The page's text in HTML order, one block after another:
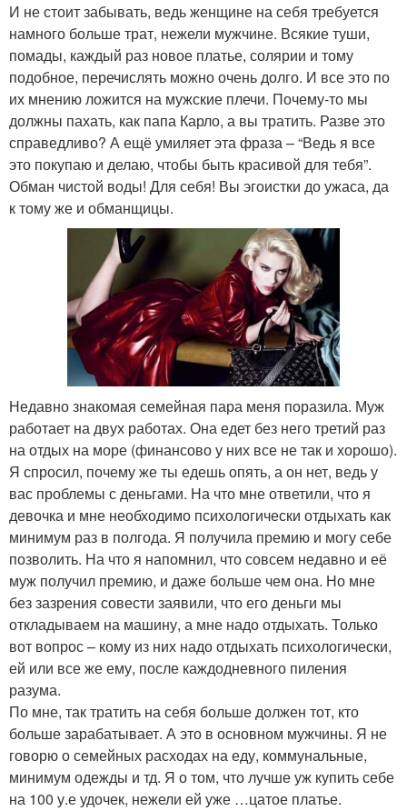
И не стоит забывать, ведь женщине на себя требуется
намного больше трат, нежели мужчине. Всякие туши,
помады, каждый раз новое платье, солярии и тому
подобное, перечислять можно очень долго. И все это по
их мнению ложится на мужские плечи. Почему-то мы
должны пахать, как папа Карло, а вы тратить. Разве это
справедливо? А ещё умиляет эта фраза – “Ведь я все
это покупаю и делаю, чтобы быть красивой для тебя”.
Обман чистой воды! Для себя! Вы эгоистки до ужаса, да
к тому же и обманщицы.
Недавно знакомая семейная пара меня поразила. Муж
работает на двух работах. Она едет без него третий раз
на отдых на море (финансово у них все не так и хорошо).
Я спросил, почему же ты едешь опять, а он нет, ведь у
вас проблемы с деньгами. На что мне ответили, что я
девочка и мне необходимо психологически отдыхать как
минимум раз в полгода. Я получила премию и могу себе
позволить. На что я напомнил, что совсем недавно и её
муж получил премию, и даже больше чем она. Но мне
без зазрения совести заявили, что его деньги мы
откладываем на машину, а мне надо отдыхать. Только
вот вопрос – кому из них надо отдыхать психологически,
ей или все же ему, после каждодневного пиления
разума.
По мне, так тратить на себя больше должен тот, кто
больше зарабатывает. А это в основном мужчины. Я не
говорю о семейных расходах на еду, коммунальные,
минимум одежды и тд. Я о том, что лучше уж купить себе
на 100 у.е удочек, нежели ей уже …цатое платье.